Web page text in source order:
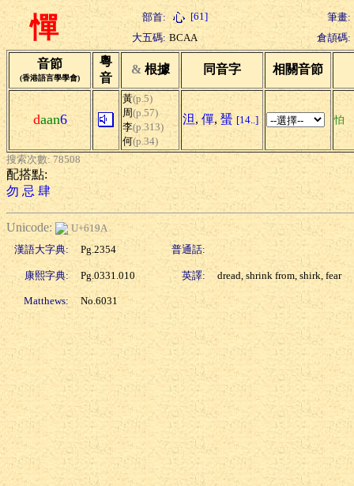
憚 部首: [61]
筆畫:
大五碼: BCAA 倉頡碼:
音節
(香港語言學學會)
粵
音
& 根據 同音字 相關音節
daan6
黃(p.5)
周(p.57)
李(p.313)
何(p.34)
泹, 僤, 蜑 [14..] 怕
搜索次數: 78508
配搭點:
勿 忌 肆
Unicode:
U+619A
漢語大字典:
Pg.2354 普通話:
康熙字典: Pg.0331.010 英譯: dread, shrink from, shirk, fear
Matthews: No.6031